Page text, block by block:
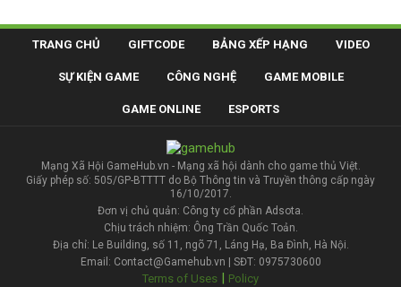
TRANG CHỦ GIFTCODE BẢNG XẾP HẠNG VIDEO
SỰ KIỆN GAME CÔNG NGHỆ GAME MOBILE
GAME ONLINE ESPORTS
Mạng Xã Hội GameHub.vn - Mạng xã hội dành cho game thủ Việt.
Giấy phép số: 505/GP-BTTTT do Bộ Thông tin và Truyền thông cấp ngày
16/10/2017.
Đơn vị chủ quản: Công ty cổ phần Adsota.
Chịu trách nhiệm: Ông Trần Quốc Toản.
Địa chỉ: Le Building, số 11, ngõ 71, Láng Hạ, Ba Đình, Hà Nội.
Email: Contact@Gamehub.vn | SĐT: 0975730600
Terms of Uses | Policy